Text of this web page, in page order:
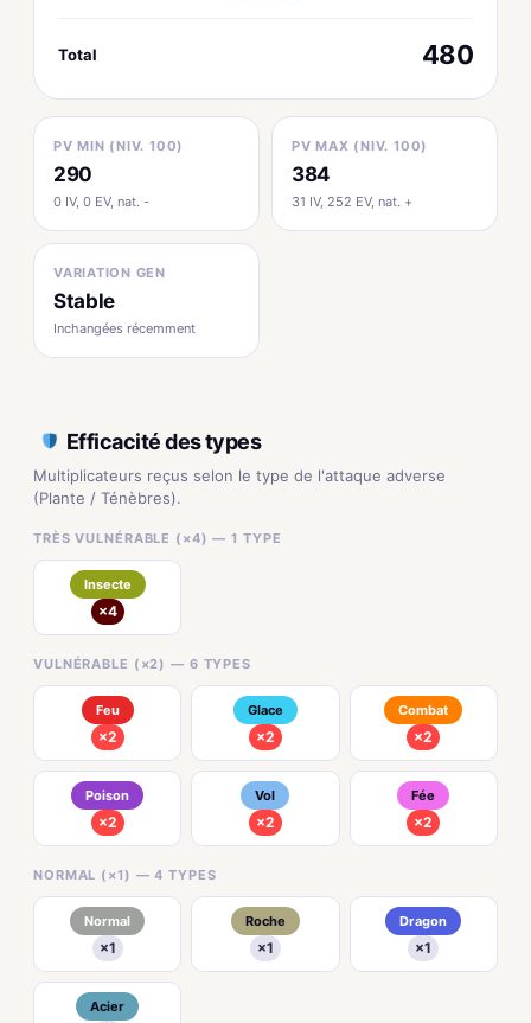
Total 480
PV MIN (NIV. 100)
290
0 IV, 0 EV, nat. -
PV MAX (NIV. 100)
384
31 IV, 252 EV, nat. +
VARIATION GEN
Stable
Inchangées récemment
Efficacité des types
Multiplicateurs reçus selon le type de l'attaque adverse
(Plante / Ténèbres).
TRÈS VULNÉRABLE (×4) — 1 TYPE
Insecte
×4
VULNÉRABLE (×2) — 6 TYPES
Feu
×2
Glace
×2
Combat
×2
Poison
×2
Vol
×2
Fée
×2
NORMAL (×1) — 4 TYPES
Normal
×1
Roche
×1
Dragon
×1
Acier